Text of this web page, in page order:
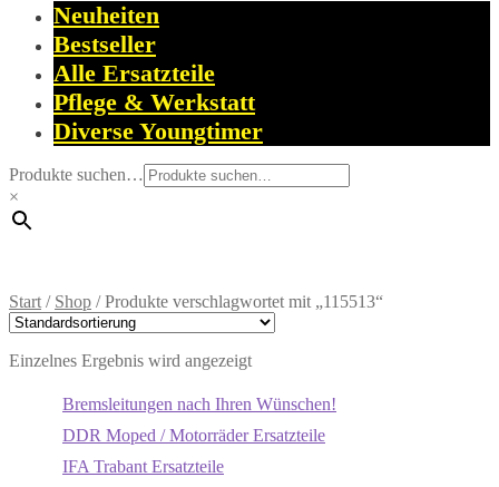
Neuheiten
Bestseller
Alle Ersatzteile
Pflege & Werkstatt
Diverse Youngtimer
Produkte suchen…
×
Start / Shop /Produkte verschlagwortet mit „115513“
Einzelnes Ergebnis wird angezeigt
Bremsleitungen nach Ihren Wünschen!
DDR Moped / Motorräder Ersatzteile
IFA Trabant Ersatzteile